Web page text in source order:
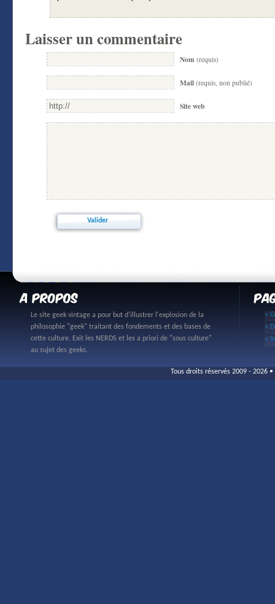
Laisser un commentaire
Nom (requis)
Mail (requis, non publié)
Site web
Le site geek vintage a pour but d'illustrer l'explosion de la
philosophie "geek" traitant des fondements et des bases de
cette culture. Exit les NERDS et les a priori de "sous culture"
au sujet des geeks.
»
»
»
Tous droits réservés 2009 - 2026